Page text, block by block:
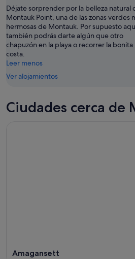
Déjate sorprender por la belleza natural
Montauk Point, una de las zonas verdes
hermosas de Montauk. Por supuesto
también podrás darte algún que otro
chapuzón en la playa o recorrer la bonita
costa.
Leer menos
Ver alojamientos
Ciudades cerca de
Amagansett